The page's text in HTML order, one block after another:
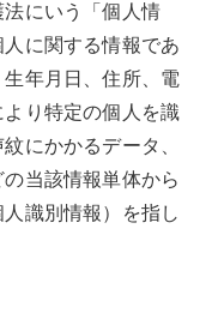
法にいう「個人情
に関する情報であ
年月日、住所、電
り特定の個人を識
にかかるデータ、
当該情報単体から
識別情報）を指し